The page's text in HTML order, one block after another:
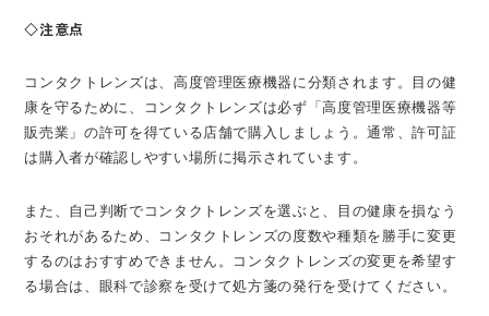
◇注意点
コンタクトレンズは、高度管理医療機器に分類されます。目の健
康を守るために、コンタクトレンズは必ず「高度管理医療機器等
販売業」の許可を得ている店舗で購入しましょう。通常、許可証
は購入者が確認しやすい場所に掲示されています。
また、自己判断でコンタクトレンズを選ぶと、目の健康を損なう
おそれがあるため、コンタクトレンズの度数や種類を勝手に変更
するのはおすすめできません。コンタクトレンズの変更を希望す
る場合は、眼科で診察を受けて処方箋の発行を受けてください。